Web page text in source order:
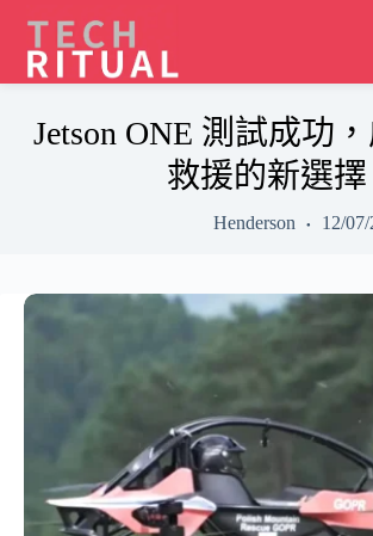
content
Jetson ONE 測試成功
救援的新選擇
Henderson 12/